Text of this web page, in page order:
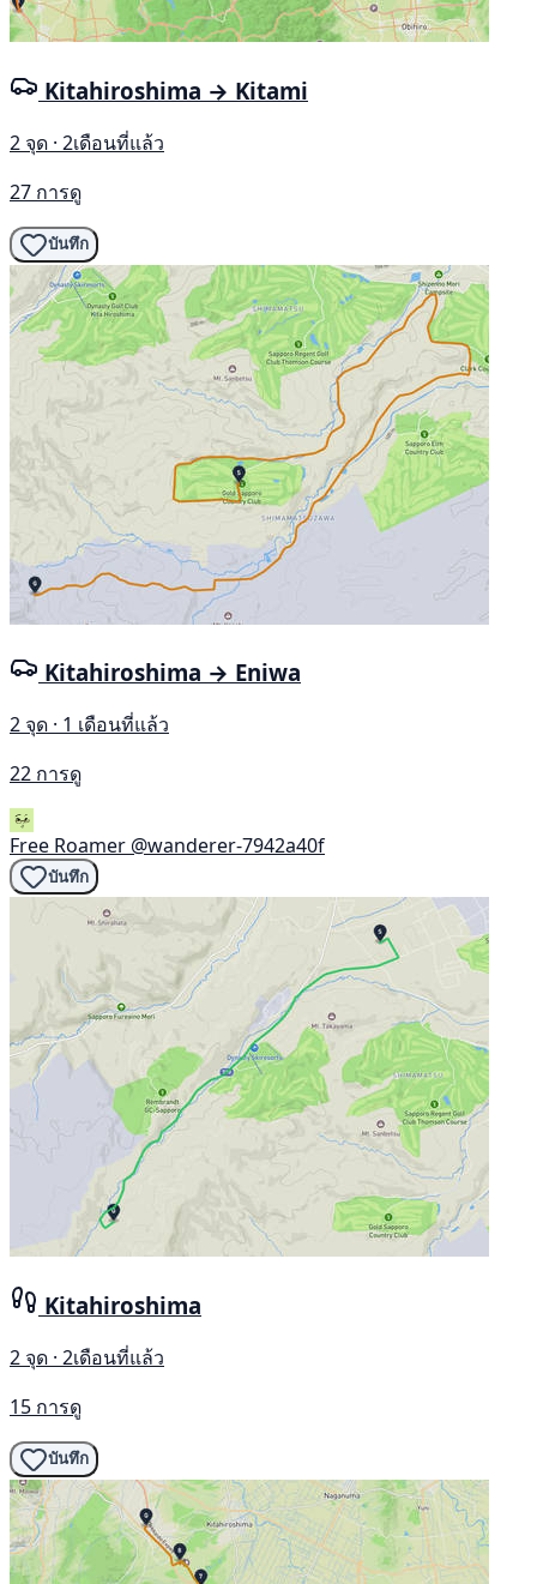
Kitahiroshima → Kitami
2 จุด · 2เดือนที่แล้ว
27 การดู
บันทึก
Kitahiroshima → Eniwa
2 จุด · 1 เดือนที่แล้ว
22 การดู
Free Roamer @wanderer-7942a40f
บันทึก
Kitahiroshima
2 จุด · 2เดือนที่แล้ว
15 การดู
บันทึก